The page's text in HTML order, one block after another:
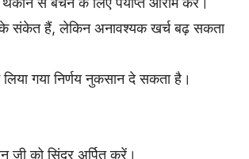
संकेत हैं, लेकिन अनावश्यक खर्च बढ़ सकता
गया निर्णय नुकसान दे सकता है।
जी को सिंदूर अर्पित करें।